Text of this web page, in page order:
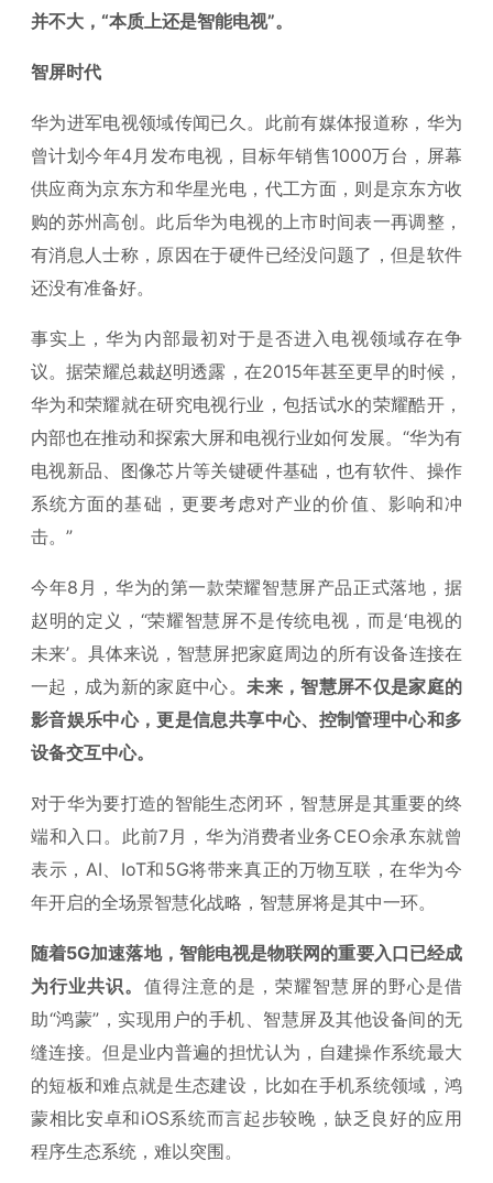
并不大，“本质上还是智能电视”。
智屏时代
华为进军电视领域传闻已久。此前有媒体报道称，华为
曾计划今年4月发布电视，目标年销售1000万台，屏幕
供应商为京东方和华星光电，代工方面，则是京东方收
购的苏州高创。此后华为电视的上市时间表一再调整，
有消息人士称，原因在于硬件已经没问题了，但是软件
还没有准备好。
事实上，华为内部最初对于是否进入电视领域存在争
议。据荣耀总裁赵明透露，在2015年甚至更早的时候，
华为和荣耀就在研究电视行业，包括试水的荣耀酷开，
内部也在推动和探索大屏和电视行业如何发展。“华为有
电视新品、图像芯片等关键硬件基础，也有软件、操作
系统方面的基础，更要考虑对产业的价值、影响和冲
击。”
今年8月，华为的第一款荣耀智慧屏产品正式落地，据
赵明的定义，“荣耀智慧屏不是传统电视，而是‘电视的
未来’。具体来说，智慧屏把家庭周边的所有设备连接在
一起，成为新的家庭中心。未来，智慧屏不仅是家庭的
影音娱乐中心，更是信息共享中心、控制管理中心和多
设备交互中心。
对于华为要打造的智能生态闭环，智慧屏是其重要的终
端和入口。此前7月，华为消费者业务CEO余承东就曾
表示，AI、IoT和5G将带来真正的万物互联，在华为今
年开启的全场景智慧化战略，智慧屏将是其中一环。
随着5G加速落地，智能电视是物联网的重要入口已经成
为行业共识。 值得注意的是，荣耀智慧屏的野心是借
助“鸿蒙”，实现用户的手机、智慧屏及其他设备间的无
缝连接。但是业内普遍的担忧认为，自建操作系统最大
的短板和难点就是生态建设，比如在手机系统领域，鸿
蒙相比安卓和iOS系统而言起步较晚，缺乏良好的应用
程序生态系统，难以突围。